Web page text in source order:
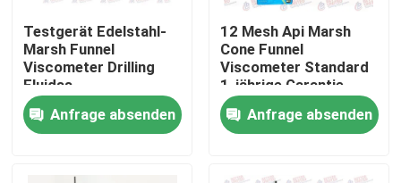
Testgerät Edelstahl-
Marsh Funnel
Viscometer Drilling
Fluidss
Anfrage absenden
12 Mesh Api Marsh
Cone Funnel
Viscometer Standard
1-jährige Garantie
Anfrage absenden